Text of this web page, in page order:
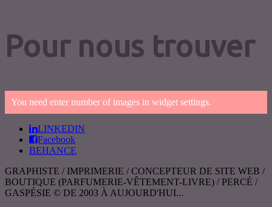
Pour nous trouver
You need enter number of images in widget settings.
LINKEDIN
Facebook
BEHANCE
GRAPHISTE / IMPRIMERIE / CONCEPTEUR DE SITE WEB /
BOUTIQUE (PARFUMERIE-VÊTEMENT-LIVRE) / PERCÉ /
GASPÉSIE © DE 2003 À AUJOURD'HUI...